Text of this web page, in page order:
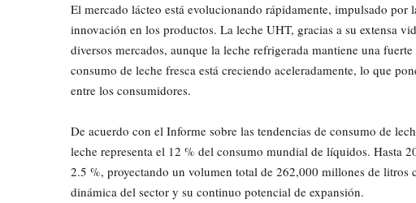
El mercado lácteo está evolucionando rápidamente, impulsado por
innovación en los productos. La leche UHT, gracias a su extensa
diversos mercados, aunque la leche refrigerada mantiene una
consumo de leche fresca está creciendo aceleradamente, lo que
entre los consumidores.
De acuerdo con el Informe sobre las tendencias de consumo de
leche representa el 12 % del consumo mundial de líquidos. Hasta
2.5 %, proyectando un volumen total de 262,000 millones de litros
dinámica del sector y su continuo potencial de expansión.